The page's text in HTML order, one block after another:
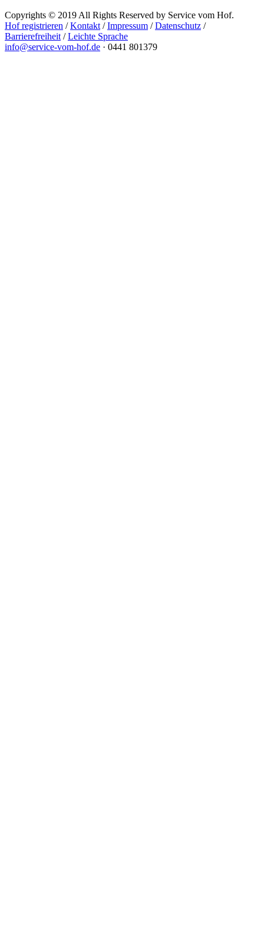
Copyrights © 2019 All Rights Reserved by Service vom Hof.
Hof registrieren /Kontakt /Impressum /Datenschutz /
Barrierefreiheit /Leichte Sprache
info@service-vom-hof.de · 0441 801379